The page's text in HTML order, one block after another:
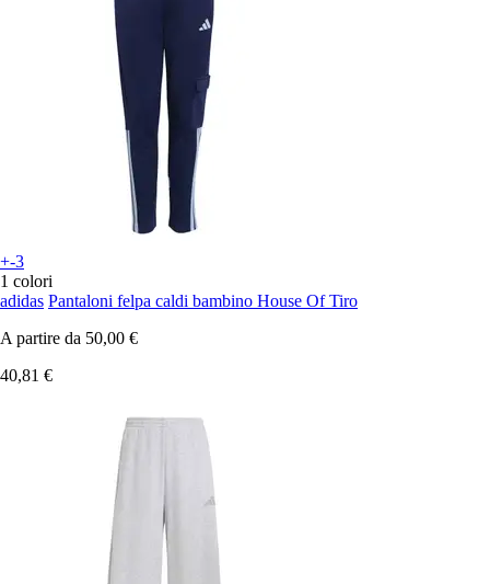
+-3
1 colori
adidas Pantaloni felpa caldi bambino House Of Tiro
A partire da 50,00 €
40,81 €